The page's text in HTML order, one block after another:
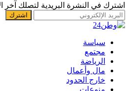
اشترك في النشرة البريدية لتصلك آخر
سياسة
مجتمع
الرياضة
مال وأعمال
خارج الحدود
منوعات